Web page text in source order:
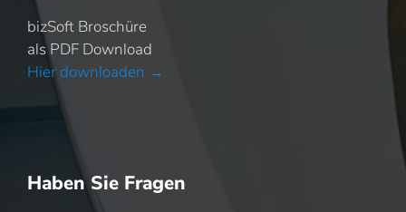
bizSoft Broschüre
als PDF Download
Hier downloaden →
Haben Sie Fragen